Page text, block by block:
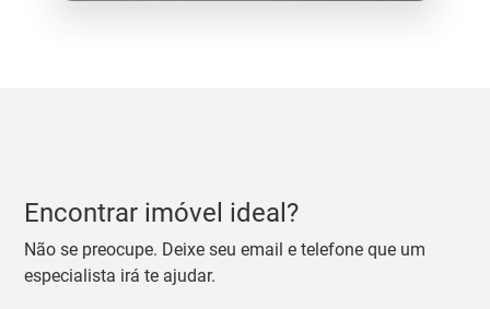
Encontrar imóvel ideal?
Não se preocupe. Deixe seu email e telefone que um
especialista irá te ajudar.